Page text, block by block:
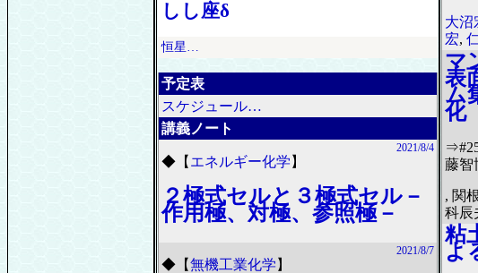
しし座δ
恒星…
予定表
スケジュール…
講義ノート
2021/8/4
◆ 【 エネルギー化学 】
２極式セルと３極式セル－
作用極、対極、参照極－
2021/8/7
◆ 【無機工業化学 】
大沼
宏,
マ
表
ム
化
藤智
, 関
科辰
粘
よ